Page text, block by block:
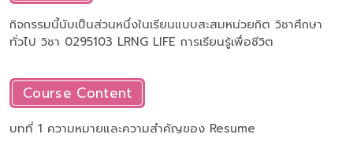
กิจกรรมนี้นับเป็นส่วนหนึ่งในเรียนแบบสะสมหน่วยกิต วิชาศึกษา
ทั่วไป วิชา 0295103 LRNG LIFE การเรียนรู้เพื่อชีวิต
Course Content
บทที่ 1 ความหมายและความสำคัญของ Resume